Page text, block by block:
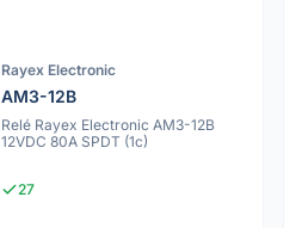
Rayex Electronic
AM3-12B
Relé Rayex Electronic AM3-12B
12VDC 80A SPDT (1c)
27